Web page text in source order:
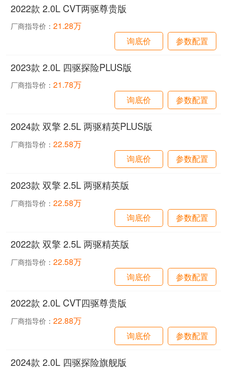
2022款 2.0L CVT两驱尊贵版
厂商指导价：21.28万
询底价
参数配置
2023款 2.0L 四驱探险PLUS版
厂商指导价：21.78万
询底价
参数配置
2024款 双擎 2.5L 两驱精英PLUS版
厂商指导价：22.58万
询底价
参数配置
2023款 双擎 2.5L 两驱精英版
厂商指导价：22.58万
询底价
参数配置
2022款 双擎 2.5L 两驱精英版
厂商指导价：22.58万
询底价
参数配置
2022款 2.0L CVT四驱尊贵版
厂商指导价：22.88万
询底价
参数配置
2024款 2.0L 四驱探险旗舰版